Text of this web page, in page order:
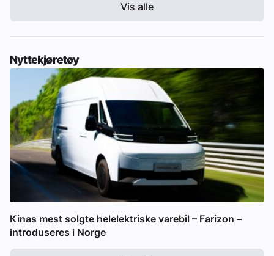
Vis alle
Nyttekjøretøy
Kinas mest solgte helelektriske varebil – Farizon –
introduseres i Norge